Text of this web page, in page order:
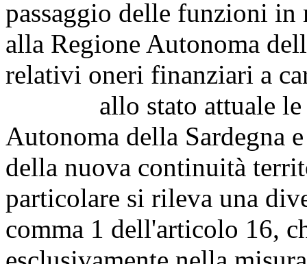
passaggio delle funzioni
alla Regione Autonoma
relativi oneri finanziari a
allo stato attuale le
Autonoma della Sardegna
della nuova continuità
particolare si rileva una
comma 1 dell'articolo 16,